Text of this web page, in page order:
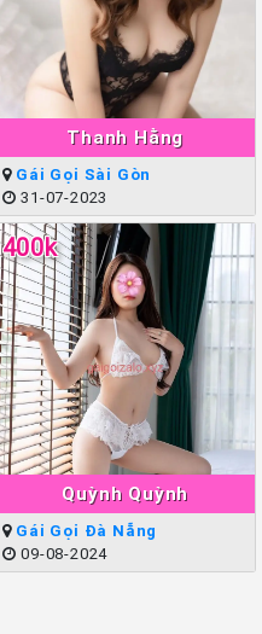
Thanh Hằng
Gái Gọi Sài Gòn
31-07-2023
Quỳnh Quỳnh
400k
Gái Gọi Đà Nẵng
09-08-2024